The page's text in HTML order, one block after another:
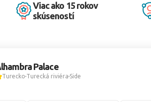
Viac ako 15 rokov
skúseností
Palace
TureckoTurecká riviéraSide